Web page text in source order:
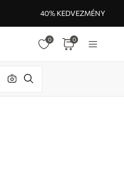
40% KEDVEZMÉNY
0 0